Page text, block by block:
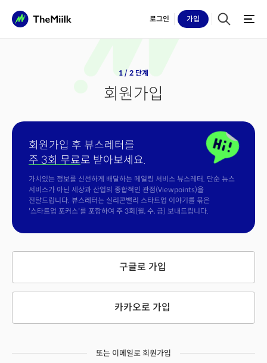
로그인 가입
1 / 2 단계
회원가입
회원가입 후 뷰스레터를
주 3회 무료로 받아보세요.
가치있는 정보를 신선하게 배달하는 메일링 서비스 뷰스레터. 단순 뉴스
서비스가 아닌 세상과 산업의 종합적인 관점(Viewpoints)을
전달드립니다. 뷰스레터는 실리콘밸리 스타트업 이야기를 묶은
'스타트업 포커스'를 포함하여 주 3회(월, 수, 금) 보내드립니다.
구글로 가입
카카오로 가입
또는 이메일로 회원가입